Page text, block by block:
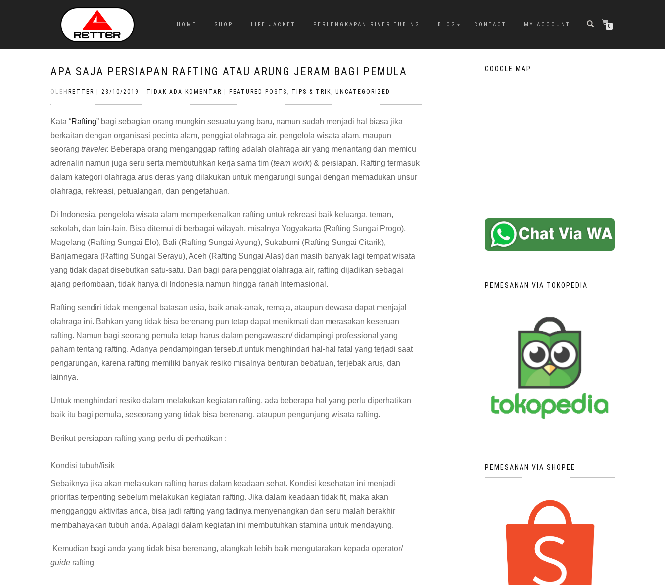
HOME SHOP LIFE JACKET PERLENGKAPAN RIVER TUBING BLOG CONTACT MY ACCOUNT 0
APA SAJA PERSIAPAN RAFTING ATAU ARUNG JERAM BAGI PEMULA
OLEH RETTER 23/10/2019 TIDAK ADA KOMENTAR FEATURED POSTS , TIPS & TRIK, UNCATEGORIZED
Kata “Rafting” bagi sebagian orang mungkin sesuatu yang baru, namun sudah menjadi hal biasa jika
berkaitan dengan organisasi pecinta alam, penggiat olahraga air, pengelola wisata alam, maupun
seorang traveler. Beberapa orang menganggap rafting adalah olahraga air yang menantang dan memicu
adrenalin namun juga seru serta membutuhkan kerja sama tim (team work) & persiapan. Rafting termasuk
dalam kategori olahraga arus deras yang dilakukan untuk mengarungi sungai dengan memadukan unsur
olahraga, rekreasi, petualangan, dan pengetahuan.
Di Indonesia, pengelola wisata alam memperkenalkan rafting untuk rekreasi baik keluarga, teman,
sekolah, dan lain-lain. Bisa ditemui di berbagai wilayah, misalnya Yogyakarta (Rafting Sungai Progo),
Magelang (Rafting Sungai Elo), Bali (Rafting Sungai Ayung), Sukabumi (Rafting Sungai Citarik),
Banjarnegara (Rafting Sungai Serayu), Aceh (Rafting Sungai Alas) dan masih banyak lagi tempat wisata
yang tidak dapat disebutkan satu-satu. Dan bagi para penggiat olahraga air, rafting dijadikan sebagai
ajang perlombaan, tidak hanya di Indonesia namun hingga ranah Internasional.
Rafting sendiri tidak mengenal batasan usia, baik anak-anak, remaja, ataupun dewasa dapat menjajal
olahraga ini. Bahkan yang tidak bisa berenang pun tetap dapat menikmati dan merasakan keseruan
rafting. Namun bagi seorang pemula tetap harus dalam pengawasan/ didampingi professional yang
paham tentang rafting. Adanya pendampingan tersebut untuk menghindari hal-hal fatal yang terjadi saat
pengarungan, karena rafting memiliki banyak resiko misalnya benturan bebatuan, terjebak arus, dan
lainnya.
Untuk menghindari resiko dalam melakukan kegiatan rafting, ada beberapa hal yang perlu diperhatikan
baik itu bagi pemula, seseorang yang tidak bisa berenang, ataupun pengunjung wisata rafting.
Berikut persiapan rafting yang perlu di perhatikan :
Kondisi tubuh/fisik
Sebaiknya jika akan melakukan rafting harus dalam keadaan sehat. Kondisi kesehatan ini menjadi
prioritas terpenting sebelum melakukan kegiatan rafting. Jika dalam keadaan tidak fit, maka akan
mengganggu aktivitas anda, bisa jadi rafting yang tadinya menyenangkan dan seru malah berakhir
membahayakan tubuh anda. Apalagi dalam kegiatan ini membutuhkan stamina untuk mendayung.
Kemudian bagi anda yang tidak bisa berenang, alangkah lebih baik mengutarakan kepada operator/
guide rafting.
GOOGLE MAP
PEMESANAN VIA TOKOPEDIA
PEMESANAN VIA SHOPEE